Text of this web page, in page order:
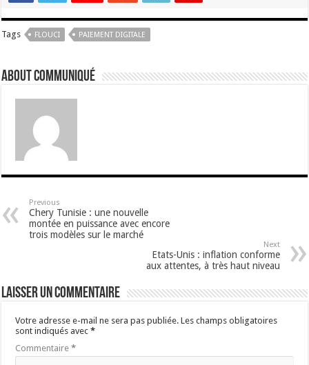
Tags FLOUCI PAIEMENT DIGITALE
About Communiqué
Previous
Chery Tunisie : une nouvelle
montée en puissance avec encore
trois modèles sur le marché
Next
Etats-Unis : inflation conforme
aux attentes, à très haut niveau
Laisser un commentaire
Votre adresse e-mail ne sera pas publiée. Les champs obligatoires
sont indiqués avec*
Commentaire*